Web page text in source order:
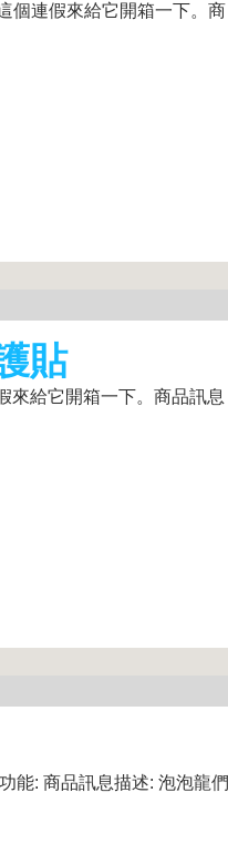
個連假來給它開箱一下。商
貼
來給它開箱一下。商品訊息
能: 商品訊息描述: 泡泡龍們